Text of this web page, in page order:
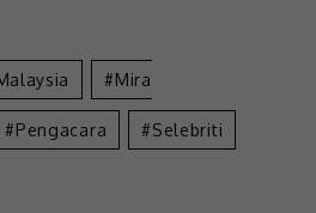
Mira
Pengacara Selebriti